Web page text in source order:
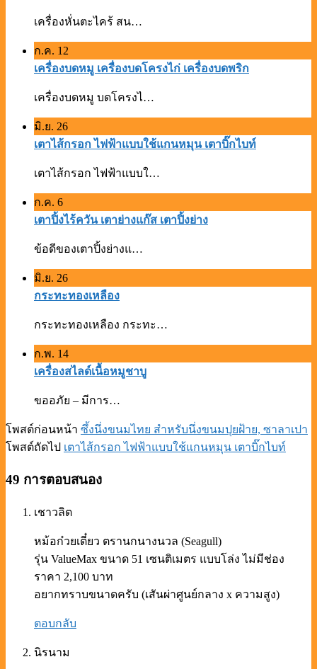
เครื่องหั่นตะไคร้ สน…
ก.ค. 12
เครื่องบดหมู เครื่องบดโครงไก่ เครื่องบดพริก
เครื่องบดหมู บดโครงไ…
มิ.ย. 26
เตาไส้กรอก ไฟฟ้าแบบใช้แกนหมุน เตาบิ๊กไบท์
เตาไส้กรอก ไฟฟ้าแบบใ…
ก.ค. 6
เตาปิ้งไร้ควัน เตาย่างแก๊ส เตาปิ้งย่าง
ข้อดีของเตาปิ้งย่างแ…
มิ.ย. 26
กระทะทองเหลือง
กระทะทองเหลือง กระทะ…
ก.พ. 14
เครื่องสไลด์เนื้อหมูชาบู
ขออภัย – มีการ…
โพสต์ก่อนหน้า ซึ้งนึ่งขนมไทย สำหรับนึ่งขนมปุยฝ้าย, ซาลาเปา
โพสต์ถัดไป เตาไส้กรอก ไฟฟ้าแบบใช้แกนหมุน เตาบิ๊กไบท์
49 การตอบสนอง
เชาวลิต
หม้อก๋วยเตี๋ยว ตรานกนางนวล (Seagull)
รุ่น ValueMax ขนาด 51 เซนติเมตร แบบโล่ง ไม่มีช่อง
ราคา 2,100 บาท
อยากทราบขนาดครับ (เสันผ่าศูนย์กลาง x ความสูง)
ตอบกลับ
นิรนาม